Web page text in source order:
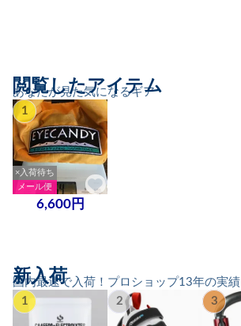
あなたが見た気になるギア
閲覧したアイテム
1
×入荷待ち
メール便
6,600円
国内最速で入荷！プロショップ13年の実績
新入荷
1 2 3